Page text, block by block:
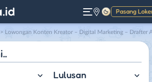
Pasang
Gelap
> Lowongan Konten Kreator – Digital Marketing – Drafter Arsitektur – Arsitek di Brili Konstruksi
Lulusan